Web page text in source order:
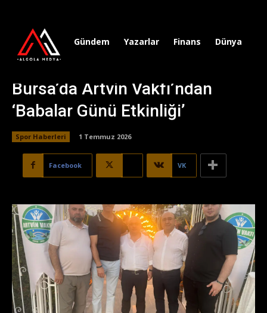
Gündem Yazarlar Finans Dünya
Bursa’da Artvin Vakfı’ndan
‘Babalar Günü Etkinliği’
Spor Haberleri 1 Temmuz 2026
Facebook VK